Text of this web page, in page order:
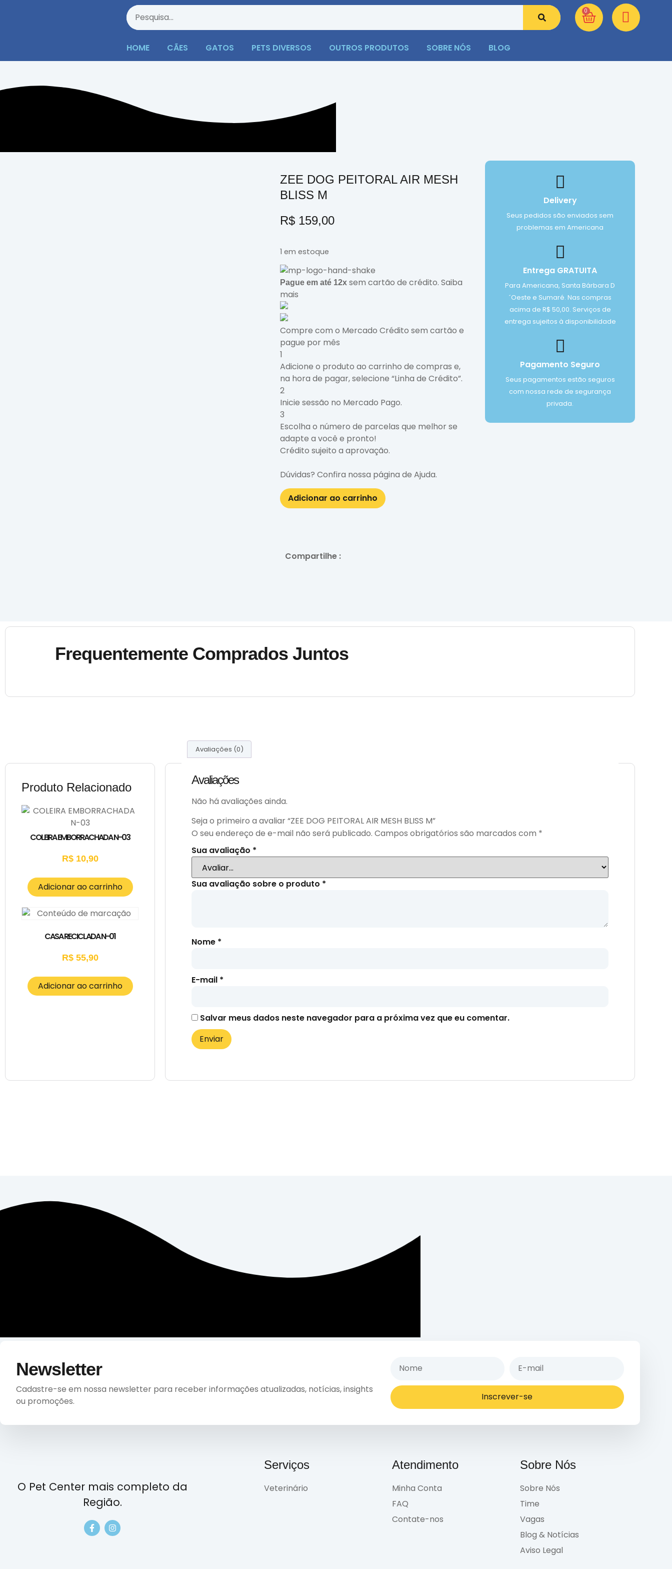
0
HOME CÃES GATOS PETS DIVERSOS OUTROS PRODUTOS SOBRE NÓS BLOG
ZEE DOG PEITORAL AIR MESH
BLISS M
R$ 159,00
1 em estoque
Pague em até 12x sem cartão de crédito. Saiba
mais
Compre com o Mercado Crédito sem cartão e
pague por mês
1
Adicione o produto ao carrinho de compras e,
na hora de pagar, selecione “Linha de Crédito”.
2
Inicie sessão no Mercado Pago.
3
Escolha o número de parcelas que melhor se
adapte a você e pronto!
Crédito sujeito a aprovação.
Dúvidas? Confira nossa página de Ajuda.
Adicionar ao carrinho
Compartilhe :
Delivery
Seus pedidos são enviados sem
problemas em Americana
Entrega GRATUITA
Para Americana, Santa Bárbara D
´Oeste e Sumaré. Nas compras
acima de R$ 50,00. Serviços de
entrega sujeitos à disponibilidade
Pagamento Seguro
Seus pagamentos estão seguros
com nossa rede de segurança
privada.
Frequentemente Comprados Juntos
Produto Relacionado
COLEIRA EMBORRACHADA N-03
R$10,90
Adicionar ao carrinho
CASA RECICLADA N-01
R$55,90
Adicionar ao carrinho
Avaliações (0)
Avaliações
Não há avaliações ainda.
Seja o primeiro a avaliar “ZEE DOG PEITORAL AIR MESH BLISS M”
O seu endereço de e-mail não será publicado. Campos obrigatórios são marcados com *
Sua avaliação *
Sua avaliação sobre o produto *
Nome *
E-mail *
Salvar meus dados neste navegador para a próxima vez que eu comentar.
Newsletter
Cadastre-se em nossa newsletter para receber informações atualizadas, notícias, insights
ou promoções.
Inscrever-se
O Pet Center mais completo da
Região.
Serviços
Veterinário
Atendimento
Minha Conta
FAQ
Contate-nos
Sobre Nós
Sobre Nós
Time
Vagas
Blog & Notícias
Aviso Legal